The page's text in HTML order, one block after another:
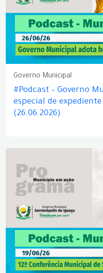
Governo Municipal
#Podcast – Governo
especial de
(26.06.2026)